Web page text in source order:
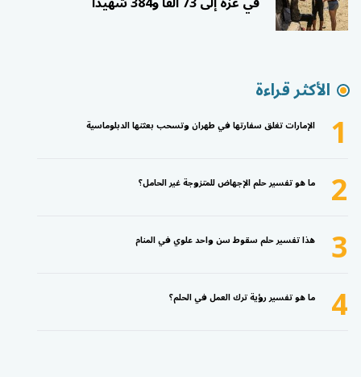
الأكثر قراءة
1 الإمارات تغلق سفارتها في طهران وتسحب بعثتها الدبلوماسية
2 ما هو تفسير حلم الإجهاض للمتزوجة غير الحامل؟
3 هذا تفسير حلم سقوط سن واحد علوي في المنام
4 ما هو تفسير رؤية ترك العمل في الحلم؟